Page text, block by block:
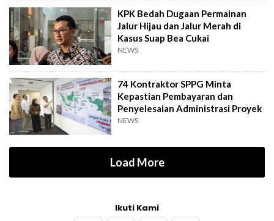
KPK Bedah Dugaan Permainan
Jalur Hijau dan Jalur Merah di
Kasus Suap Bea Cukai
NEWS
74 Kontraktor SPPG Minta
Kepastian Pembayaran dan
Penyelesaian Administrasi Proyek
NEWS
Load More
Ikuti Kami